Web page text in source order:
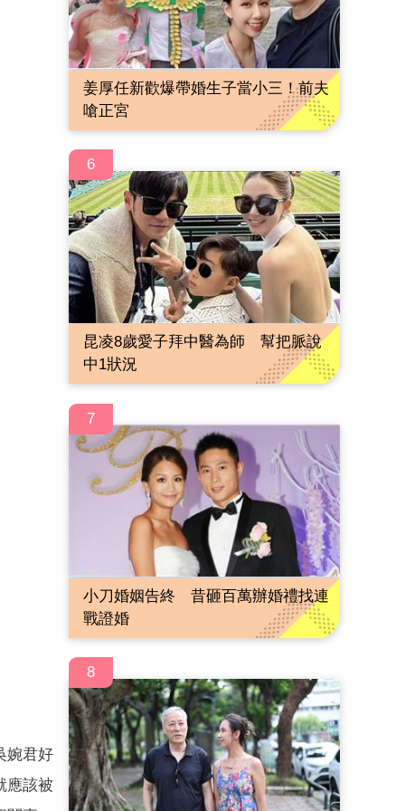
婉君好
應該被
姜厚任新歡爆帶婚生子當小三！前夫
嗆正宮
6
昆凌8歲愛子拜中醫為師 幫把脈說
中1狀況
7
小刀婚姻告終 昔砸百萬辦婚禮找連
戰證婚
8